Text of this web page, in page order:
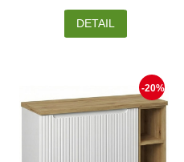
DETAIL
-20%